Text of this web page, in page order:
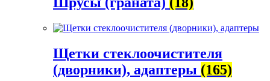
Щетки стеклоочистителя
(дворники), адаптеры (165)